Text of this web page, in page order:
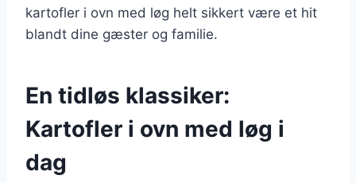
kartofler i ovn med løg helt sikkert være et hit
blandt dine gæster og familie.
En tidløs klassiker:
Kartofler i ovn med løg i
dag